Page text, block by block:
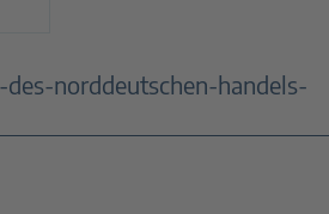
norddeutschen-handels-